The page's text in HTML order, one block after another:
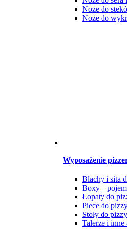
Noże do
Noże do
Wyposażenie
Blachy i sita
Boxy –
Łopaty do
Piece do pizzy
Stoły do pizzy
Talerze i inne